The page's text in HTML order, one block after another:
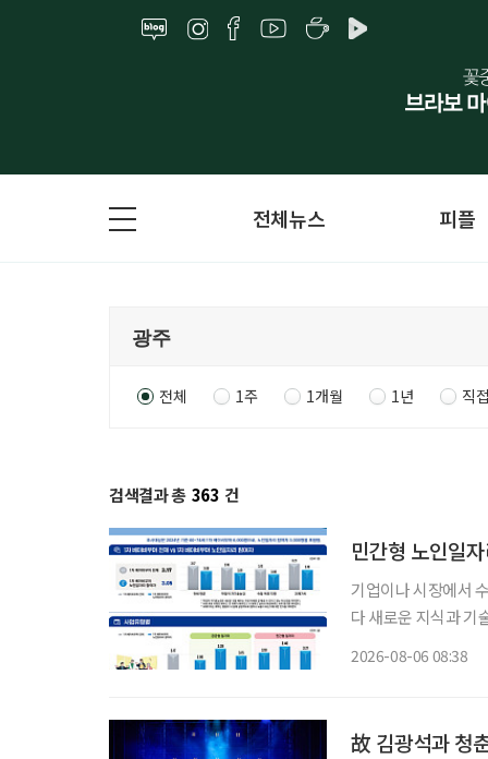
전체뉴스 피플
전체 1주 1개월 1년 직
검색결과 총 363 건
민간형 노인일
기업이나 시장에서
다 새로운 지식과 기
2026-08-06 08:38
故 김광석과 청